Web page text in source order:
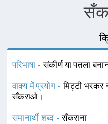
परिभाषा -संकीर्ण या पतला
वाक्य में प्रयोग -मिट्टी
सँकराओ।
समानार्थी शब्द -सँकराना